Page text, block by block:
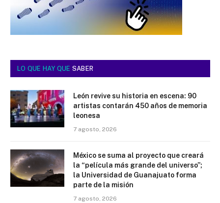
LO QUE HAY QUE SABER
León revive su historia en escena: 90
artistas contarán 450 años de memoria
leonesa
7 agosto, 2026
México se suma al proyecto que creará
la “película más grande del universo”;
la Universidad de Guanajuato forma
parte de la misión
7 agosto, 2026